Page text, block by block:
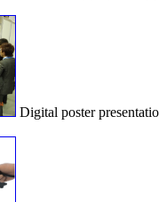
Digital poster